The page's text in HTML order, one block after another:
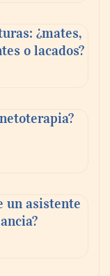
al
sana en
¿mates,
o lacados?
un asistente